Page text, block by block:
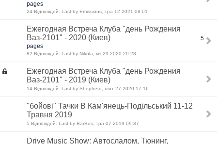
pages
24 Відповідей: Last by Emissions, тра 12 2021 08:01
Ежегодная Встреча Клуба "день Рождения
Ваз-2101" - 2020 (Киев)
5
pages
82 Відповідей: Last by Nikola, кві 29 2020 20:28
Ежегодная Встреча Клуба "день Рождения
Ваз-2101" - 2019 (Киев)
14 Відповідей: Last by Shepherd, лют 27 2020 17:16
"бойові" Тачки В Кам'янець-Подільський 11-12
Травня 2019
5 Відповідей: Last by BarBos, тра 07 2019 09:37
Drive Music Show: Автослалом, Тюнинг,